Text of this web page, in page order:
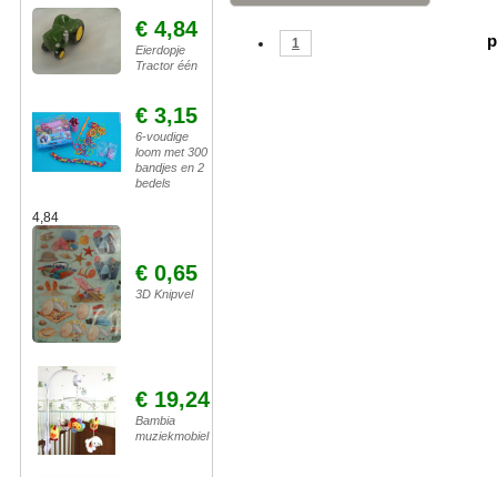
€ 4,84
Eierdopje
Tractor één
€ 3,15
6-voudige
loom met 300
bandjes en 2
bedels
4,84
€ 0,65
3D Knipvel
€ 19,24
Bambia
muziekmobiel
1